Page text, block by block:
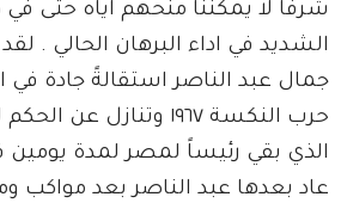
شرفاً لا يمكننا منحهم اياه حتى
الشديد في اداء البرهان الحالي .
جمال عبد الناصر استقالةً جادة
حرب النكسة ١٩٦٧ وتنازل
الذي بقي رئيساً لمصر لمدة
عاد بعدها عبد الناصر بعد مواكب